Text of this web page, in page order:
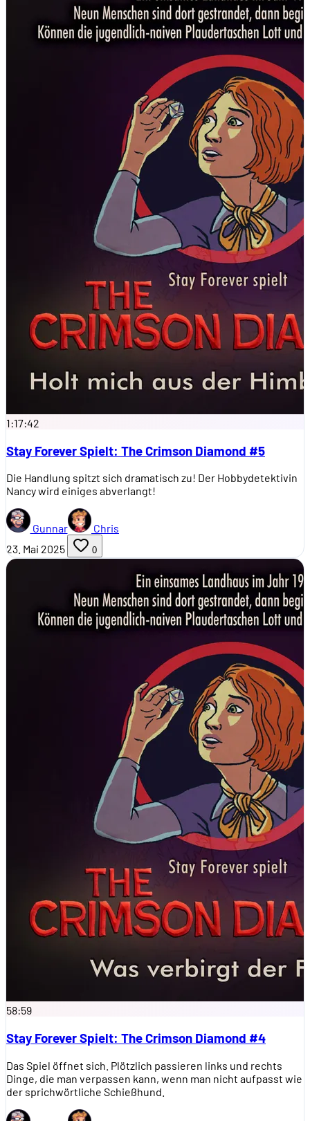
1:17:42
Stay Forever Spielt: The Crimson Diamond #5
Die Handlung spitzt sich dramatisch zu! Der Hobbydetektivin
Nancy wird einiges abverlangt!
Gunnar
Chris
23. Mai 2025
0
58:59
Stay Forever Spielt: The Crimson Diamond #4
Das Spiel öffnet sich. Plötzlich passieren links und rechts
Dinge, die man verpassen kann, wenn man nicht aufpasst wie
der sprichwörtliche Schießhund.